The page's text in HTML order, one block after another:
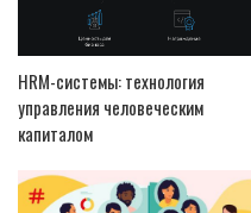
HRM-системы: технология
управления человеческим
капиталом